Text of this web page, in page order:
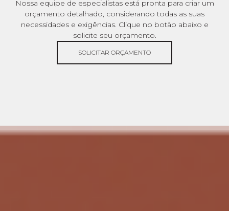
Nossa equipe de especialistas está pronta para criar um
orçamento detalhado, considerando todas as suas
necessidades e exigências. Clique no botão abaixo e
solicite seu orçamento.
SOLICITAR ORÇAMENTO